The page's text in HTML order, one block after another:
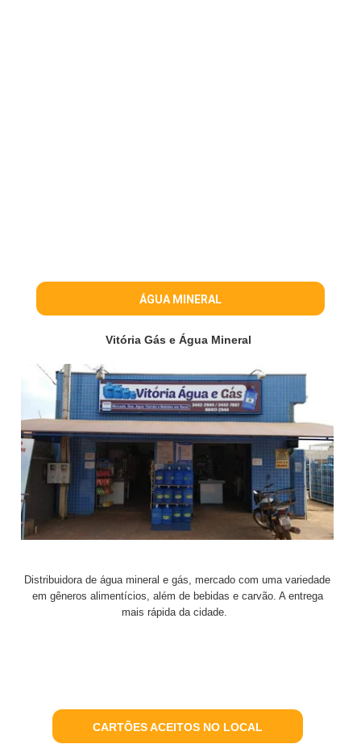
ÁGUA MINERAL
Vitória Gás e Água Mineral
Distribuidora de água mineral e gás, mercado com uma variedade
em gêneros alimentícios, além de bebidas e carvão. A entrega
mais rápida da cidade.
CARTÕES ACEITOS NO LOCAL